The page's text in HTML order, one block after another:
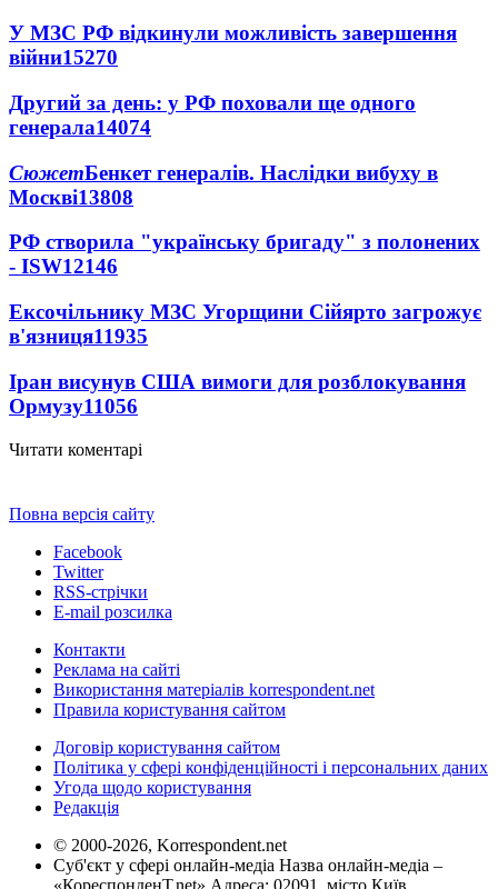
У МЗС РФ відкинули можливість завершення
війни15270
Другий за день: у РФ поховали ще одного
генерала14074
СюжетБенкет генералів. Наслідки вибуху в
Москві13808
РФ створила "українську бригаду" з полонених
- ISW12146
Ексочільнику МЗС Угорщини Сійярто загрожує
в'язниця11935
Іран висунув США вимоги для розблокування
Ормузу11056
Читати коментарі
Повна версія сайту
Facebook
Twitter
RSS-стрічки
E-mail розсилка
Контакти
Реклама на сайті
Використання матеріалів korrespondent.net
Правила користування сайтом
Договір користування сайтом
Політика у сфері конфіденційності і персональних даних
Угода щодо користування
Редакція
© 2000-2026, Korrespondent.net
Суб'єкт у сфері онлайн-медіа Назва онлайн-медіа –
«КореспонденТ.net» Адреса: 02091, місто Київ,